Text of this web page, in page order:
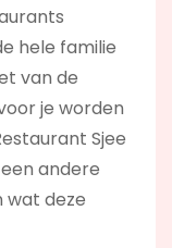
hele familie
van de
je worden
Sjee
andere
wat deze